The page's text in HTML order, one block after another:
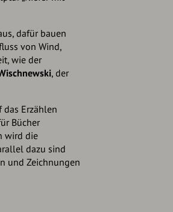
dafür bauen
von Wind,
wie der
, der
das Erzählen
Bücher
wird die
dazu sind
und Zeichnungen